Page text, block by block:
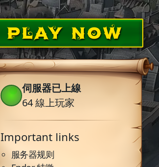
PLAY NOW
伺服器已上線
64線上玩家
Important links
服务器规则